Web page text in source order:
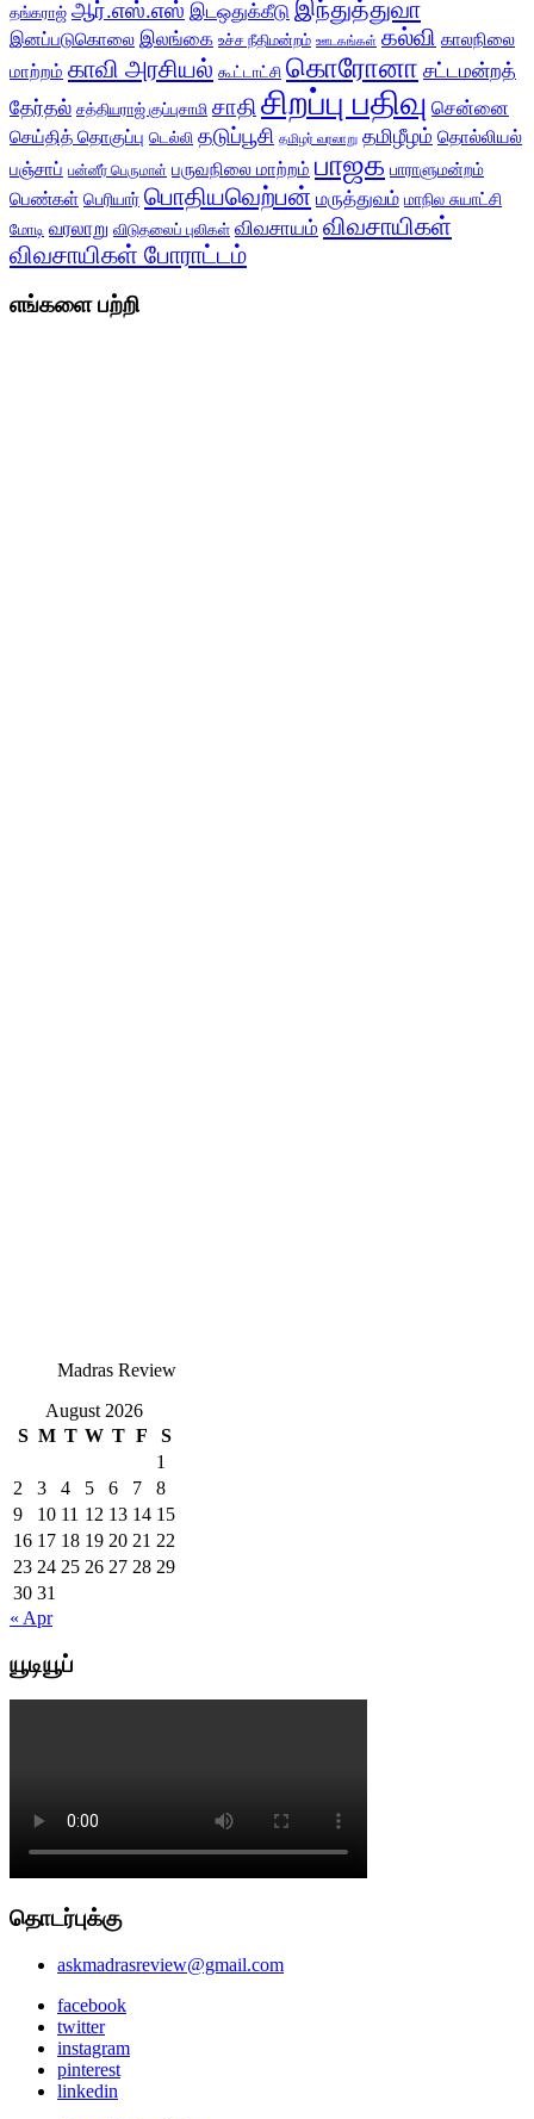
தங்கராஜ் ஆர்.எஸ்.எஸ் இடஒதுக்கீடு இந்துத்துவா
இனப்படுகொலை இலங்கை உச்ச நீதிமன்றம் ஊடகங்கள் கல்வி காலநிலை
மாற்றம் காவி அரசியல் கூட்டாட்சி கொரோனா சட்டமன்றத்
தேர்தல் சத்தியராஜ் குப்புசாமி சாதிசிறப்பு பதிவு சென்னை
செய்தித் தொகுப்பு டெல்லி தடுப்பூசி தமிழர் வரலாறு தமிழீழம் தொல்லியல்
பஞ்சாப் பன்னீர் பெருமாள் பருவநிலை மாற்றம் பாஜக பாராளுமன்றம்
பெண்கள் பெரியார் பொதியவெற்பன் மருத்துவம் மாநில சுயாட்சி
மோடி வரலாறு விடுதலைப் புலிகள் விவசாயம் விவசாயிகள்
விவசாயிகள் போராட்டம்
எங்களை பற்றி
Madras Review
August 2026
S M T W T F
S
1
2
3 4 5 6 7
8
9
10 11 12 13 14 15
16 17 18 19 20 21 22
23 24 25 26 27 28 29
30 31
« Apr
யூடியூப்
தொடர்புக்கு
askmadrasreview@gmail.com
facebook
twitter
instagram
pinterest
linkedin